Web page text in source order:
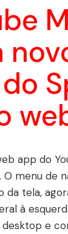
app do
O menu de
da tela,
à
desktop e